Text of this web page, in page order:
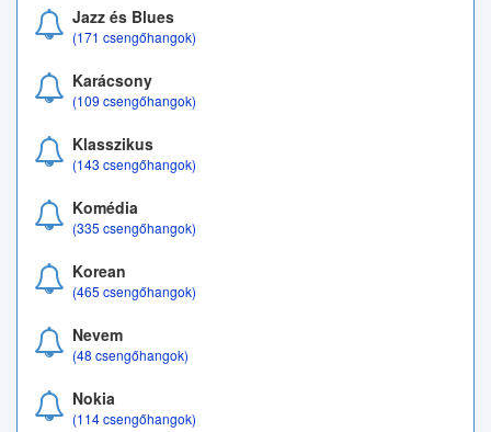
Jazz és Blues
(171 csengőhangok)
Karácsony
(109 csengőhangok)
Klasszikus
(143 csengőhangok)
Komédia
(335 csengőhangok)
Korean
(465 csengőhangok)
Nevem
(48 csengőhangok)
Nokia
(114 csengőhangok)